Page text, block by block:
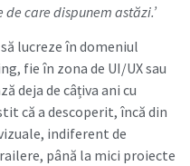
care dispunem astăzi.’
lucreze în domeniul
fie în zona de UI/UX sau
deja de câțiva ani cu
că a descoperit, încă din
indiferent de
până la mici proiecte